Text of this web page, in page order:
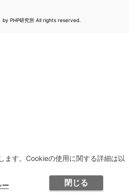
ます。Cookieの使用に関する詳細は以
ー
閉じる
PHP研究所 All rights reserved.